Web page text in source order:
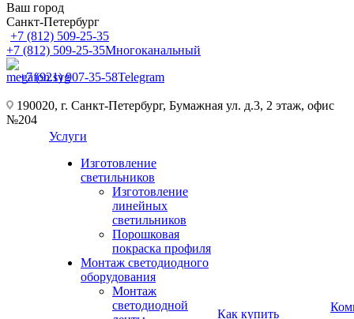
Ваш город
Санкт-Петербург
+7 (812) 509-25-35
+7 (812) 509-25-35Многоканальный
+7 (921) 907-35-58Telegram
190020, г. Санкт-Петербург, Бумажная ул. д.3, 2 этаж, офис
№204
Услуги
Изготовление
светильников
Изготовление
линейных
светильников
Порошковая
покраска профиля
Монтаж светодиодного
оборудования
Монтаж
светодиодной
Как купить